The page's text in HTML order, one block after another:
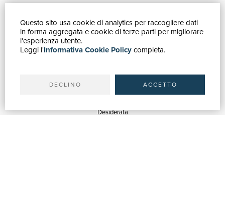
Questo sito usa cookie di analytics per raccogliere dati
in forma aggregata e cookie di terze parti per migliorare
l'esperienza utente.
Leggi l'Informativa Cookie Policycompleta.
DECLINO ACCETTO
GUIDA ACQUISTI
Catalogo
Ricerca avanzata
Spedizioni
Desiderata